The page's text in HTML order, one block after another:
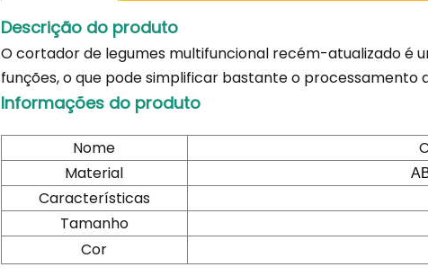
Descrição do produto
O cortador de legumes multifuncional recém-atualizado é
funções, o que pode simplificar bastante o processamento
Informações do produto
Nome
Material
Características
Tamanho
Cor